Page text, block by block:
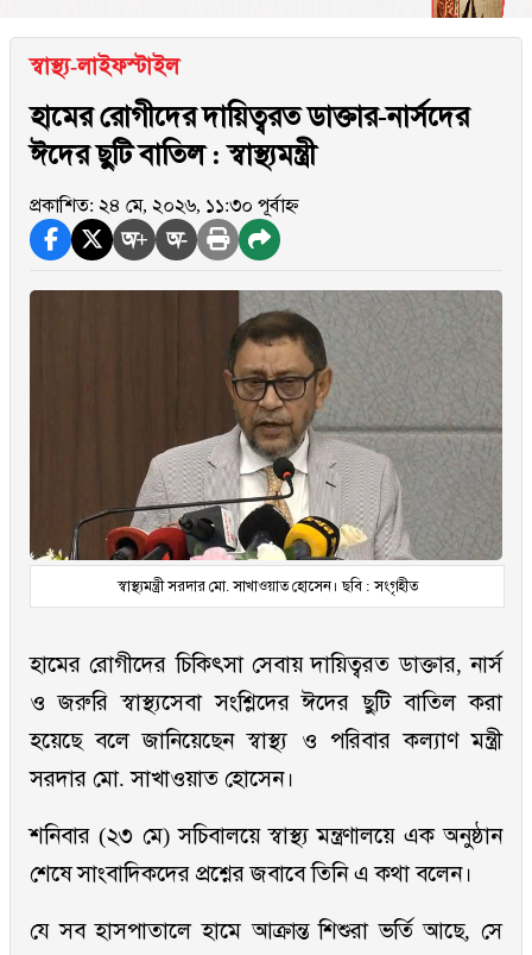
স্বাস্থ্য-লাইফস্টাইল
হামের রোগীদের দায়িত্বরত ডাক্তার-নার্সদের
ঈদের ছুটি বাতিল : স্বাস্থ্যমন্ত্রী
প্রকাশিত: ২৪ মে, ২০২৬, ১১:৩০ পূর্বাহ্ন
অ+ অ-
স্বাস্থ্যমন্ত্রী সরদার মো. সাখাওয়াত হোসেন। ছবি : সংগৃহীত
হামের রোগীদের চিকিৎসা সেবায় দায়িত্বরত ডাক্তার, নার্স
ও জরুরি স্বাস্থ্যসেবা সংশ্লিদের ঈদের ছুটি বাতিল করা
হয়েছে বলে জানিয়েছেন স্বাস্থ্য ও পরিবার কল্যাণ মন্ত্রী
সরদার মো. সাখাওয়াত হোসেন।
শনিবার (২৩ মে) সচিবালয়ে স্বাস্থ্য মন্ত্রণালয়ে এক অনুষ্ঠান
শেষে সাংবাদিকদের প্রশ্নের জবাবে তিনি এ কথা বলেন।
যে সব হাসপাতালে হামে আক্রান্ত শিশুরা ভর্তি আছে, সে